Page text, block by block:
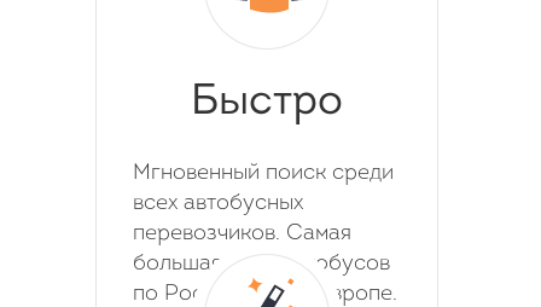
Быстро
Мгновенный поиск среди
всех автобусных
перевозчиков. Самая
большая база автобусов
по России, СНГ и Европе.